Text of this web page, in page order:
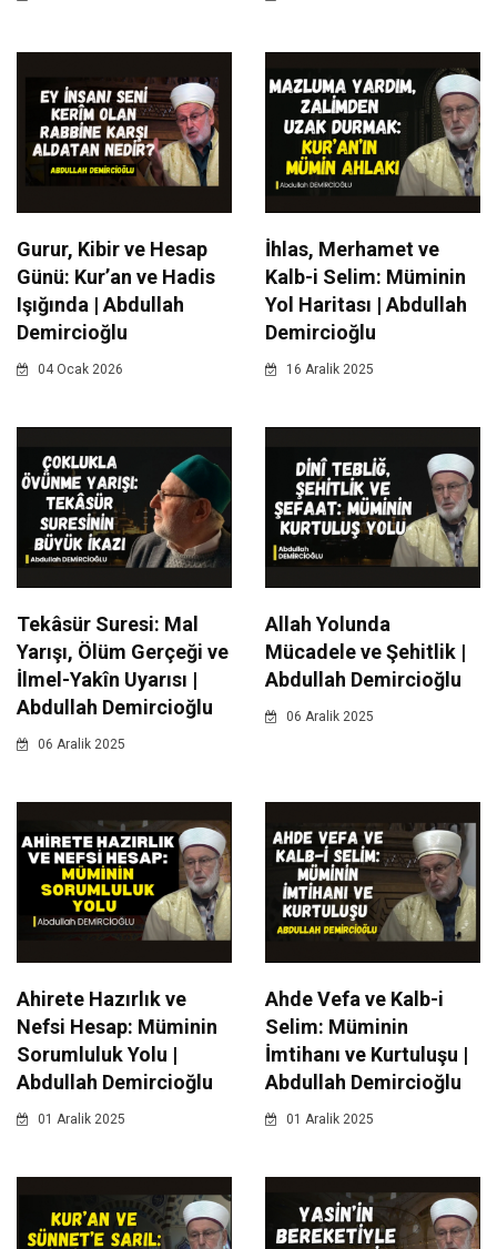
Gurur, Kibir ve Hesap
Günü: Kur’an ve Hadis
Işığında | Abdullah
Demircioğlu
04 Ocak 2026
İhlas, Merhamet ve
Kalb-i Selim: Müminin
Yol Haritası | Abdullah
Demircioğlu
16 Aralik 2025
Tekâsür Suresi: Mal
Yarışı, Ölüm Gerçeği ve
İlmel-Yakîn Uyarısı |
Abdullah Demircioğlu
06 Aralik 2025
Allah Yolunda
Mücadele ve Şehitlik |
Abdullah Demircioğlu
06 Aralik 2025
Ahirete Hazırlık ve
Nefsi Hesap: Müminin
Sorumluluk Yolu |
Abdullah Demircioğlu
01 Aralik 2025
Ahde Vefa ve Kalb-i
Selim: Müminin
İmtihanı ve Kurtuluşu |
Abdullah Demircioğlu
01 Aralik 2025